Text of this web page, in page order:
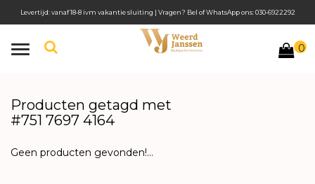
Toggle
0
Levertijd: vanaf 18-8 ivm vakantie sluiting | Vragen? Bel of WhatsApp ons: 030-6922292
Producten getagd met
#751 7697 4164
Geen producten gevonden!...